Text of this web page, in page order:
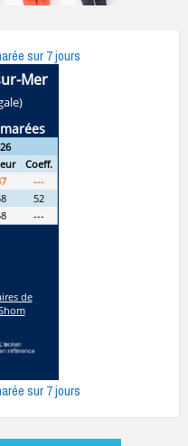
sur 7 jours
sur 7 jours